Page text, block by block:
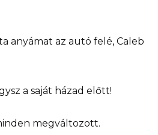
anyámat az autó felé, Caleb
a saját házad előtt!
megváltozott.